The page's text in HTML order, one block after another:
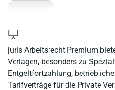
juris Arbeitsrecht Premium
Verlagen, besonders zu
Entgeltfortzahlung,
Tarifverträge für die Private